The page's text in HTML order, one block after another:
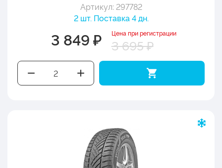
Артикул: 297782
2 шт. Поставка 4 дн.
3 849 ₽ Цена при регистрации
3 695 ₽